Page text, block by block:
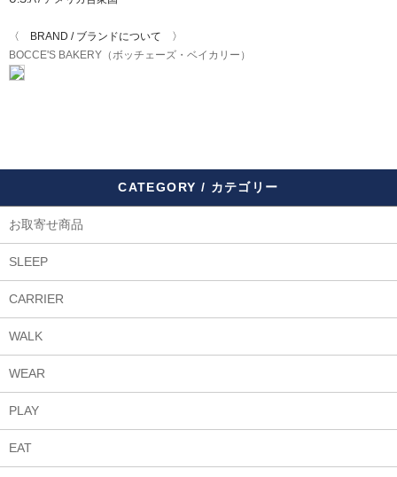
〈 BRAND / ブランドについて 〉
BOCCE'S BAKERY（ボッチェーズ・ベイカリー）
CATEGORY / カテゴリー
お取寄せ商品
SLEEP
CARRIER
WALK
WEAR
PLAY
EAT